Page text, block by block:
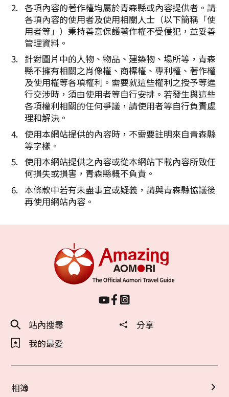
各項內容的著作權均屬於青森縣或內容提供者。請
各項內容的使用者及使用相關人士（以下簡稱「使
用者等」）秉持善意保護著作權不受侵犯，並妥善
管理資料。
針對圖片中的人物、物品、建築物、場所等，青森
縣不擁有相關之肖像權、商標權、專利權、著作權
及使用權等各項權利。需要就這些權利之授予等進
行交涉時，須由使用者等自行安排。若發生與這些
各項權利相關的任何爭議，請使用者等自行負責處
理和解決。
使用本網站提供的內容時，不需要註明來自青森縣
等字樣。
使用本網站提供之內容或從本網站下載內容所致任
何損失或損害，青森縣概不負責。
本條款中若有未盡事宜或疑義，請與青森縣協議後
再使用網站內容。
站內搜尋
分享
我的最愛
相簿